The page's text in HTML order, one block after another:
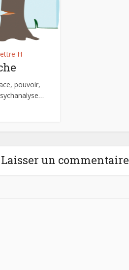
H
pouvoir,
Laisser un commentaire